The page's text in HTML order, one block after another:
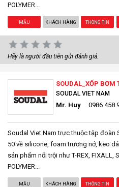
POLYMER...
MẪU KHÁCH HÀNG THÔNG TIN
Hãy là người đầu tiên gửi đánh giá.
SOUDAL_XỐP BƠM
SOUDAL VIET NAM
Mr. Huy 0986 458
Soudal Viet Nam trực thuộc tập đoàn
50 về silicone, foam trương nở, keo
sản phẩm nổi trội như T-REX, FIXALL,
POLYMER...
MẪU KHÁCH HÀNG THÔNG TIN